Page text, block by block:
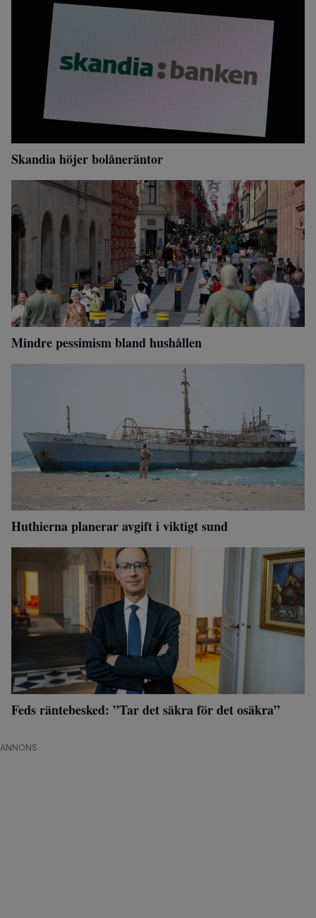
Skandia höjer bolåneräntor
Mindre pessimism bland hushållen
Huthierna planerar avgift i viktigt sund
Feds räntebesked: ”Tar det säkra för det osäkra”
ANNONS